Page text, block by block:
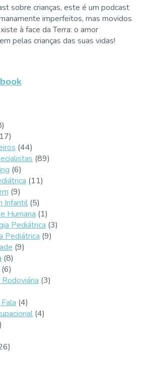
sobre crianças, este é um podcast
imperfeitos, mas movidos
à face da Terra: o amor
pelas crianças das suas vidas!
(44)
(89)
(6)
(11)
(9)
Infantil (5)
Humana (1)
Pediátrica (3)
Pediátrica (9)
(9)
(8)
(6)
(3)
(4)
(4)